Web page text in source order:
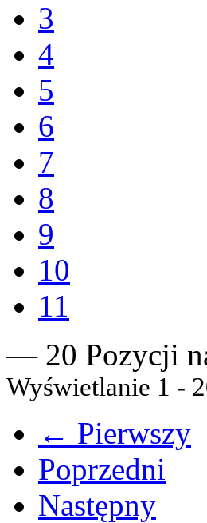
3
4
5
6
7
8
9
10
11
— 20 Pozycji
Wyświetlanie 1 -
← Pierwszy
Poprzedni
Następny